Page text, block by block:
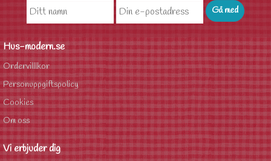
Hus-modern.se
Ordervilllkor
Personuppgiftspolicy
Cookies
Om oss
Vi erbjuder dig